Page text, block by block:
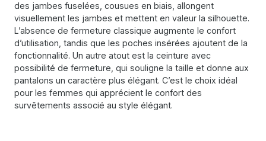
des jambes fuselées, cousues en biais, allongent
visuellement les jambes et mettent en valeur la silhouette.
L’absence de fermeture classique augmente le confort
d’utilisation, tandis que les poches insérées ajoutent de la
fonctionnalité. Un autre atout est la ceinture avec
possibilité de fermeture, qui souligne la taille et donne aux
pantalons un caractère plus élégant. C’est le choix idéal
pour les femmes qui apprécient le confort des
survêtements associé au style élégant.